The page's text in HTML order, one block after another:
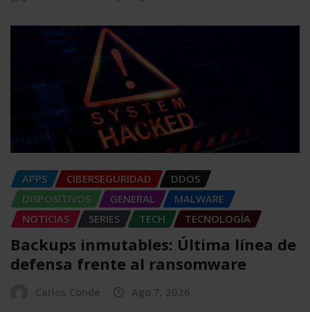
APPS CIBERSEGURIDAD
DDOS
DISPOSITIVOS
GENERAL
MALWARE
NOTICIAS
SERIES TECH TECNOLOGÍA
Backups inmutables: Última línea de
defensa frente al ransomware
Carlos Conde Ago 7, 2026